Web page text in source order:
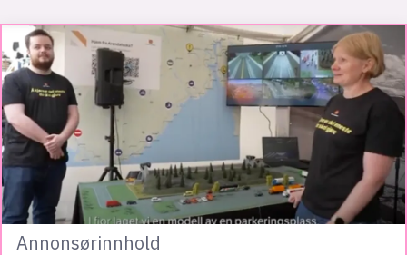
Annonsørinnhold